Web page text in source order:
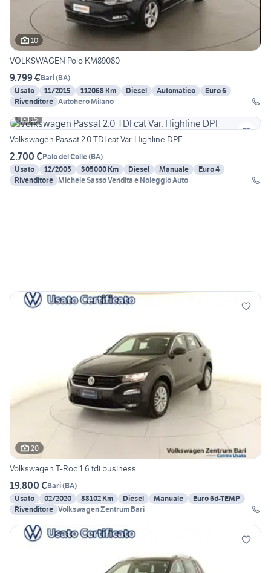
10
VOLKSWAGEN Polo KM89080
9.799 €Bari(BA)
Usato
11/2015 112068 Km Diesel Automatico
Euro 6
Rivenditore Autohero Milano
15
Volkswagen Passat 2.0 TDI cat Var. Highline DPF
2.700 €Palo del Colle(BA)
Usato
12/2005 305000 Km Diesel Manuale
Euro 4
Rivenditore Michele Sasso Vendita e Noleggio Auto
20
Volkswagen T-Roc 1.6 tdi business
19.800 €Bari(BA)
Usato
02/2020 88102 Km Diesel Manuale
Euro 6d-TEMP
Rivenditore Volkswagen Zentrum Bari